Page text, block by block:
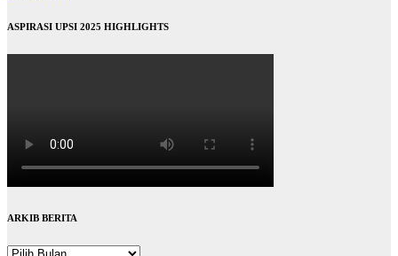
ASPIRASI UPSI 2025 HIGHLIGHTS
ARKIB BERITA
ARKIB